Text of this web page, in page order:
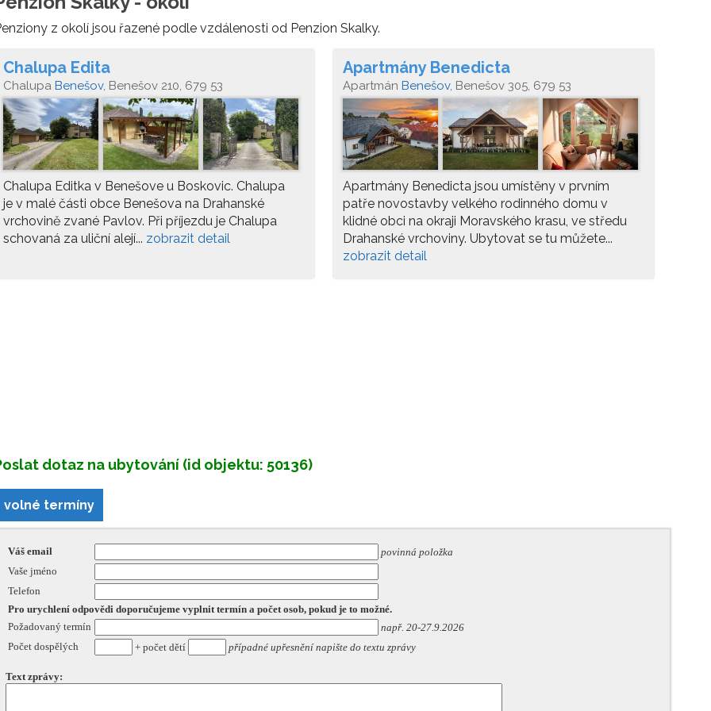
z okolí jsou řazené podle vzdálenosti od Penzion Skalky.
Chalupa Edita
Chalupa Benešov, Benešov 210, 679 53
Chalupa Editka v Benešove u Boskovic. Chalupa
je v malé části obce Benešova na Drahanské
vrchovině zvané Pavlov. Při příjezdu je Chalupa
schovaná za uliční alejí... zobrazit detail
Apartmány Benedicta
Apartmán Benešov, Benešov 305, 679 53
Apartmány Benedicta jsou umístěny v prvním
patře novostavby velkého rodinného domu v
klidné obci na okraji Moravského krasu, ve středu
Drahanské vrchoviny. Ubytovat se tu můžete...
zobrazit detail
dotaz na ubytování (id objektu: 50136)
volné termíny